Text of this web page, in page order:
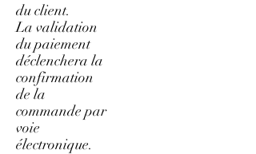
du client.
La validation
du paiement
déclenchera la
confirmation
de la
commande par
voie
électronique.